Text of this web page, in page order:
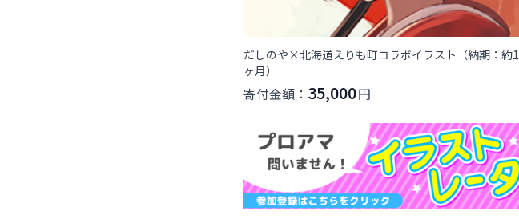
だしのや×北海道えりも町コラボイラスト（納期：約1
ヶ月）
寄付金額： 35,000円